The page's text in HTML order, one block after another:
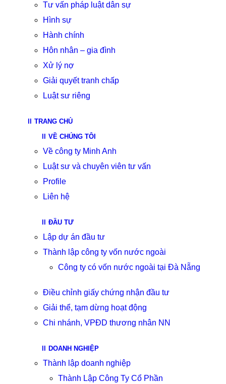
Tư vấn pháp luật dân sự
Hình sự
Hành chính
Hôn nhân – gia đình
Xử lý nợ
Giải quyết tranh chấp
Luật sư riêng
TRANG CHỦ
VỀ CHÚNG TÔI
Về công ty Minh Anh
Luật sư và chuyên viên tư vấn
Profile
Liên hệ
ĐẦU TƯ
Lập dự án đầu tư
Thành lập công ty vốn nước ngoài
Công ty có vốn nước ngoài tại Đà Nẵng
Điều chỉnh giấy chứng nhận đầu tư
Giải thể, tạm dừng hoạt động
Chi nhánh, VPĐD thương nhân NN
DOANH NGHIỆP
Thành lập doanh nghiệp
Thành Lập Công Ty Cổ Phần